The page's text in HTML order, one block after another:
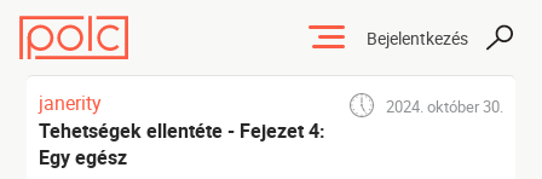
Bejelentkezés
janerity 2024. október 30.
Tehetségek ellentéte - Fejezet 4:
Egy egész